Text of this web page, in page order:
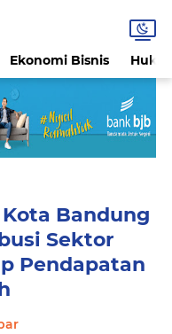
Ekonomi Bisnis
Bandung
Sektor
Pendapatan